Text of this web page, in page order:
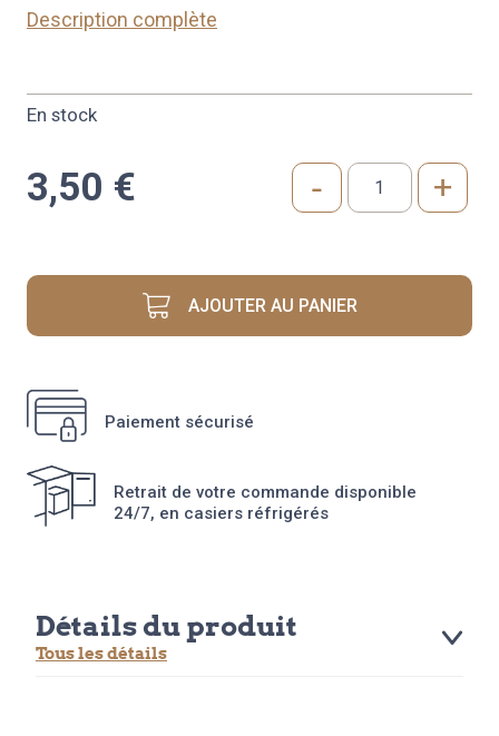
Description complète
En stock
3,50 €
quantité
ROUGE
- +
AJOUTER AU PANIER
Paiement sécurisé
Retrait de votre commande disponible
24/7, en casiers réfrigérés
Détails du produit
Tous les détails